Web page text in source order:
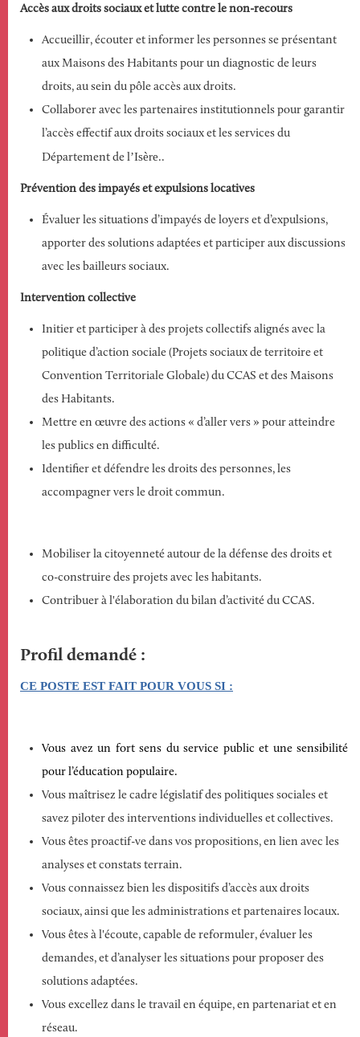
Accès aux droits sociaux et lutte contre le non-recours
Accueillir, écouter et informer les personnes se présentant
aux Maisons des Habitants pour un diagnostic de leurs
droits, au sein du pôle accès aux droits.
Collaborer avec les partenaires institutionnels pour garantir
l’accès effectif aux droits sociaux et les services du
Département de l’Isère..
Prévention des impayés et expulsions locatives
Évaluer les situations d’impayés de loyers et d’expulsions,
apporter des solutions adaptées et participer aux discussions
avec les bailleurs sociaux.
Intervention collective
Initier et participer à des projets collectifs alignés avec la
politique d’action sociale (Projets sociaux de territoire et
Convention Territoriale Globale) du CCAS et des Maisons
des Habitants.
Mettre en œuvre des actions « d’aller vers » pour atteindre
les publics en difficulté.
Identifier et défendre les droits des personnes, les
accompagner vers le droit commun.
Mobiliser la citoyenneté autour de la défense des droits et
co-construire des projets avec les habitants.
Contribuer à l'élaboration du bilan d’activité du CCAS.
Profil demandé
CE POSTE EST FAIT POUR VOUS SI :
Vous avez un fort sens du service public et une sensibilité
pour l’éducation populaire.
Vous maîtrisez le cadre législatif des politiques sociales et
savez piloter des interventions individuelles et collectives.
Vous êtes proactif-ve dans vos propositions, en lien avec les
analyses et constats terrain.
Vous connaissez bien les dispositifs d’accès aux droits
sociaux, ainsi que les administrations et partenaires locaux.
Vous êtes à l'écoute, capable de reformuler, évaluer les
demandes, et d’analyser les situations pour proposer des
solutions adaptées.
Vous excellez dans le travail en équipe, en partenariat et en
réseau.